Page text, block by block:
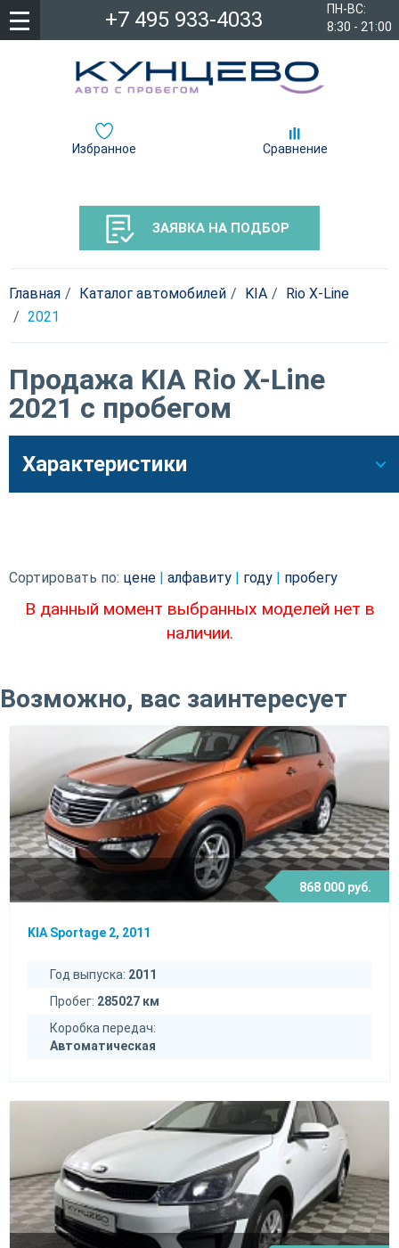
ПН-ВС:
8:30 - 21:00
+7 495 933-4033
Избранное Сравнение
ЗАЯВКА НА ПОДБОР
Главная Каталог автомобилей KIA
Rio X-Line
2021
Продажа KIA Rio X-Line
2021 с пробегом
Характеристики
Сортировать по: цене алфавиту году пробегу
В данный момент выбранных моделей нет в
наличии.
Возможно, вас заинтересует
868 000 руб.
KIA Sportage 2, 2011
Год выпуска: 2011
Пробег: 285027 км
Коробка передач:
Автоматическая